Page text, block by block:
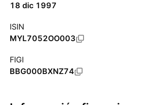
18 dic 1997
ISIN
MYL7052OO003
FIGI
BBG000BXNZ74